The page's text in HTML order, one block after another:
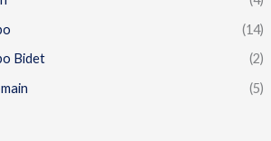
(14)
Bidet
(2)
(5)